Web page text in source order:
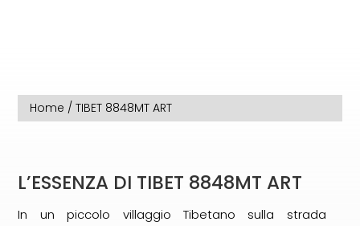
Home / TIBET 8848MT ART
L’ESSENZA DI TIBET 8848MT ART
In un piccolo villaggio Tibetano sulla strada